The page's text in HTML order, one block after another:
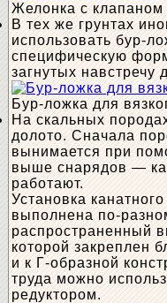
Желонка с клапаном
В тех же грунтах
использовать бур-
специфическую
загнутых навстречу
Бур-ложка для
На скальных
долото. Сначала
вынимается при
выше снарядов —
работают.
Установка
выполнена по-
распространенный
которой закреплен
и к Г-образной
труда можно
редуктором.